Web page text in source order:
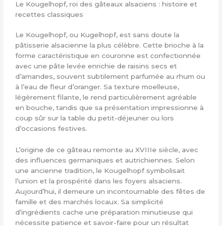
Le Kougelhopf, roi des gâteaux alsaciens : histoire et
recettes classiques
Le Kougelhopf, ou Kugelhopf, est sans doute la
pâtisserie alsacienne la plus célèbre. Cette brioche à la
forme caractéristique en couronne est confectionnée
avec une pâte levée enrichie de raisins secs et
d’amandes, souvent subtilement parfumée au rhum ou
à l’eau de fleur d’oranger. Sa texture moelleuse,
légèrement filante, le rend particulièrement agréable
en bouche, tandis que sa présentation impressionne à
coup sûr sur la table du petit-déjeuner ou lors
d’occasions festives.
L’origine de ce gâteau remonte au XVIIIe siècle, avec
des influences germaniques et autrichiennes. Selon
une ancienne tradition, le Kougelhopf symbolisait
l’union et la prospérité dans les foyers alsaciens.
Aujourd’hui, il demeure un incontournable des fêtes de
famille et des marchés locaux. Sa simplicité
d’ingrédients cache une préparation minutieuse qui
nécessite patience et savoir-faire pour un résultat